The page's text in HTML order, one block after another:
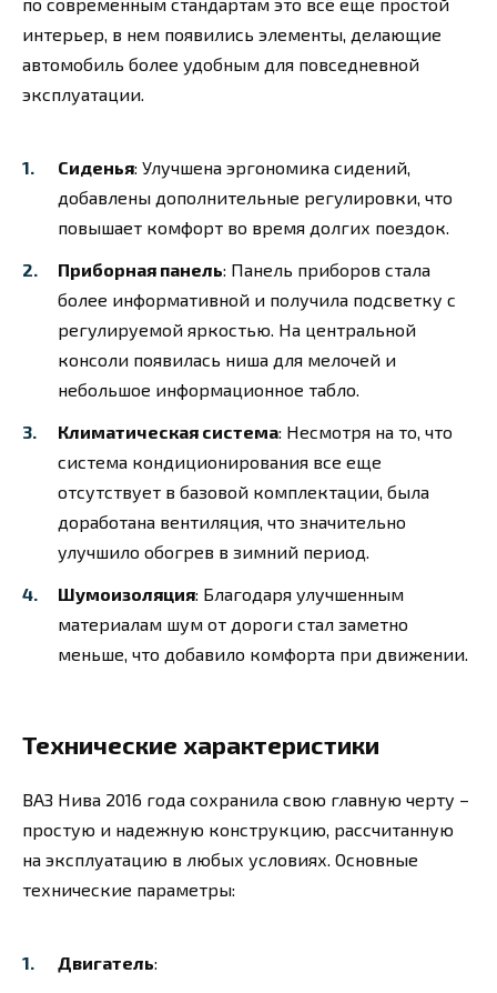
интерьер, в нем появились элементы, делающие
автомобиль более удобным для повседневной
эксплуатации.
Сиденья: Улучшена эргономика сидений,
добавлены дополнительные регулировки, что
повышает комфорт во время долгих поездок.
Приборная панель: Панель приборов стала
более информативной и получила подсветку с
регулируемой яркостью. На центральной
консоли появилась ниша для мелочей и
небольшое информационное табло.
Климатическая система: Несмотря на то, что
система кондиционирования все еще
отсутствует в базовой комплектации, была
доработана вентиляция, что значительно
улучшило обогрев в зимний период.
Шумоизоляция: Благодаря улучшенным
материалам шум от дороги стал заметно
меньше, что добавило комфорта при движении.
Технические характеристики
ВАЗ Нива 2016 года сохранила свою главную черту –
простую и надежную конструкцию, рассчитанную
на эксплуатацию в любых условиях. Основные
технические параметры:
Двигатель: